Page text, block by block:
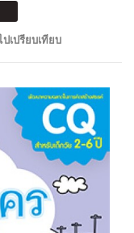
ปเปรียบเทียบ